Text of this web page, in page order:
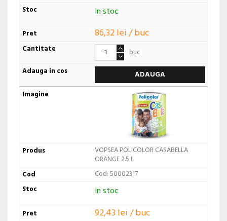
In stoc
86,32 lei / buc
buc
ADAUGA
VOPSEA POLICOLOR CASABELLA
ORANGE 2.5 L
Cod: 50002317
In stoc
92,43 lei / buc